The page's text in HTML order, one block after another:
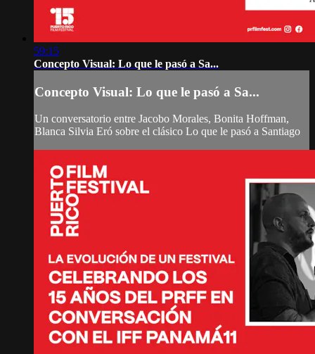
59:15
Concepto Visual: Lo que le pasó a Sa...
Concepto Visual: Lo que le pasó a Sa...
Un conversatorio entre Jacobo Morales, Bonita Hoffman,
Blanca Silvia Eró sobre el clásico Lo que le pasó a Santiago